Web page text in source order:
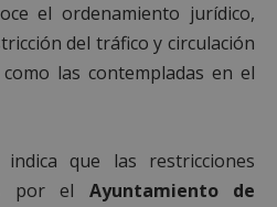
el ordenamiento jurídico,
del tráfico y circulación
las contempladas en el
que las restricciones
por el Ayuntamiento de